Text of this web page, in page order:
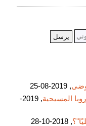
, 2019-08-25
المسيحية
, 2019-
, 2018-10-28